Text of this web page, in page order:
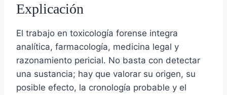
Explicación
El trabajo en toxicología forense integra
analítica, farmacología, medicina legal y
razonamiento pericial. No basta con detectar
una sustancia; hay que valorar su origen, su
posible efecto, la cronología probable y el